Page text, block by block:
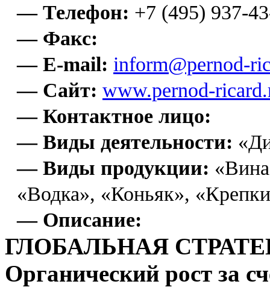
— Телефон: +7 (495) 937-
— Факс:
— E-mail: inform@pernod-
— Сайт: www.pernod-
— Контактное лицо:
— Виды деятельности:
— Виды продукции:
«Водка», «Коньяк»,
— Описание:
ГЛОБАЛЬНАЯ
Органический рост за